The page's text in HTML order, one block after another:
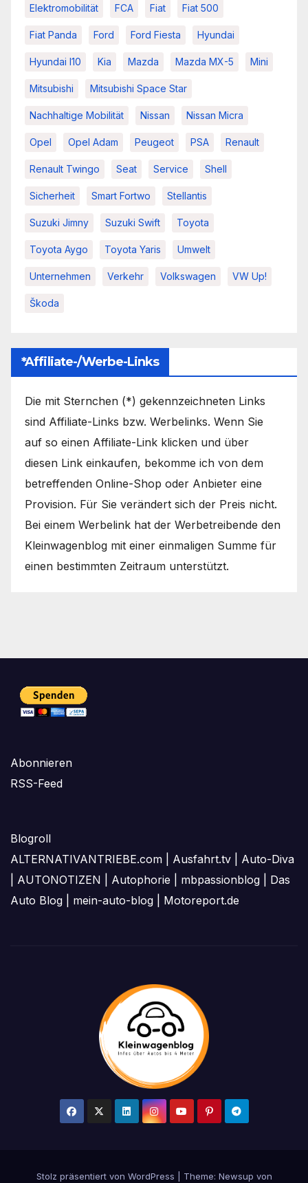
Elektromobilität FCA Fiat Fiat 500
Fiat Panda Ford Ford Fiesta Hyundai
Hyundai I10 Kia Mazda Mazda MX-5 Mini
Mitsubishi Mitsubishi Space Star
Nachhaltige Mobilität Nissan Nissan Micra
Opel Opel Adam Peugeot PSA Renault
Renault Twingo Seat Service Shell
Sicherheit Smart Fortwo Stellantis
Suzuki Jimny Suzuki Swift Toyota
Toyota Aygo Toyota Yaris Umwelt
Unternehmen Verkehr Volkswagen VW Up!
Škoda
*Affiliate-/Werbe-Links
Die mit Sternchen (*) gekennzeichneten Links
sind Affiliate-Links bzw. Werbelinks. Wenn Sie
auf so einen Affiliate-Link klicken und über
diesen Link einkaufen, bekomme ich von dem
betreffenden Online-Shop oder Anbieter eine
Provision. Für Sie verändert sich der Preis nicht.
Bei einem Werbelink hat der Werbetreibende den
Kleinwagenblog mit einer einmaligen Summe für
einen bestimmten Zeitraum unterstützt.
Abonnieren
RSS-Feed
Blogroll
ALTERNATIVANTRIEBE.com
Ausfahrt.tv
Auto-Diva
AUTONOTIZEN Autophorie mbpassionblog
Das
Auto Blog
mein-auto-blog Motoreport.de
Stolz präsentiert von WordPress Theme: Newsup von